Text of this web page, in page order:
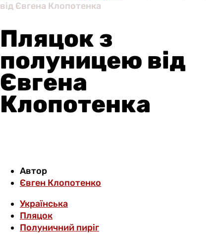
від Євгена Клопотенка
Пляцок з
полуницею від
Євгена
Клопотенка
Автор
Євген Клопотенко
Українська
Пляцок
Полуничний пиріг